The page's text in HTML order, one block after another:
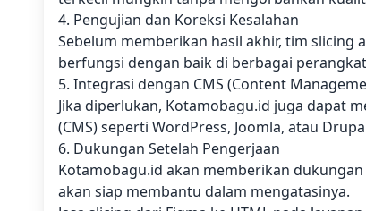
4. Pengujian dan Koreksi Kesalahan
Sebelum memberikan hasil akhir, tim slicing
berfungsi dengan baik di berbagai
5. Integrasi dengan CMS (Content
Jika diperlukan, Kotamobagu.id juga dapat
(CMS) seperti WordPress, Joomla, atau
6. Dukungan Setelah Pengerjaan
Kotamobagu.id akan memberikan
akan siap membantu dalam mengatasinya.